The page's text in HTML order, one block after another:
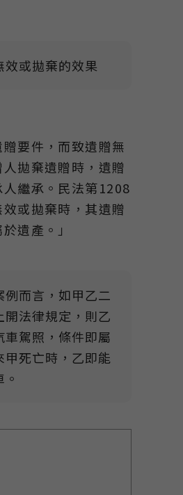
效或拋棄的效果
要件，而致遺贈無
拋棄遺贈時，遺贈
人繼承。民法第1208
或拋棄時，其遺贈
遺產。」
例而言，如甲乙二
開法律規定，則乙
車駕照，條件即屬
甲死亡時，乙即能